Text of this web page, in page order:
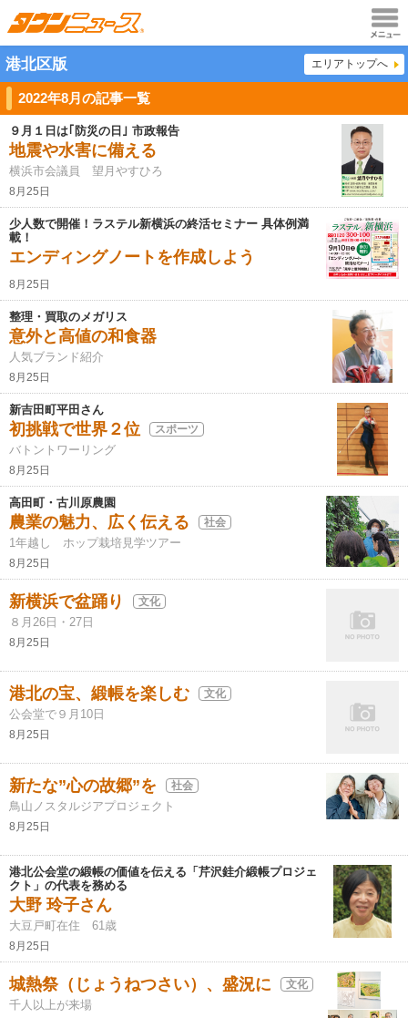
メニュ
ー
港北区版 エリアトップへ
2022年8月の記事一覧
９月１日は｢防災の日｣ 市政報告
地震や水害に備える
横浜市会議員 望月やすひろ
8月25日
少人数で開催！ラステル新横浜の終活セミナー 具体例満
載！
エンディングノートを作成しよう
8月25日
整理・買取のメガリス
意外と高値の和食器
人気ブランド紹介
8月25日
新吉田町平田さん
初挑戦で世界２位 スポーツ
バトントワーリング
8月25日
高田町・古川原農園
農業の魅力、広く伝える 社会
1年越し ホップ栽培見学ツアー
8月25日
新横浜で盆踊り 文化
８月26日・27日
8月25日
港北の宝、緞帳を楽しむ 文化
公会堂で９月10日
8月25日
新たな”心の故郷”を 社会
鳥山ノスタルジアプロジェクト
8月25日
港北公会堂の緞帳の価値を伝える「芹沢銈介緞帳プロジェ
クト」の代表を務める
大野 玲子さん
大豆戸町在住 61歳
8月25日
城熱祭（じょうねつさい）、盛況に 文化
千人以上が来場